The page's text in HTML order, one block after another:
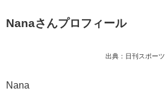
Nanaさんプロフィール
出典：日刊スポーツ
Nana